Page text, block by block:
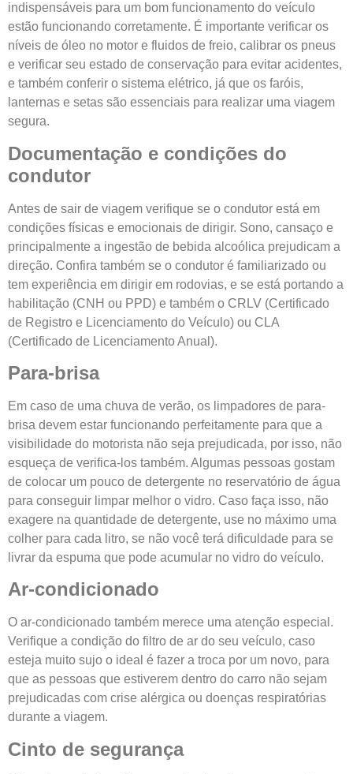
indispensáveis para um bom funcionamento do veículo
estão funcionando corretamente. É importante verificar os
níveis de óleo no motor e fluidos de freio, calibrar os pneus
e verificar seu estado de conservação para evitar acidentes,
e também conferir o sistema elétrico, já que os faróis,
lanternas e setas são essenciais para realizar uma viagem
segura.
Documentação e condições do
condutor
Antes de sair de viagem verifique se o condutor está em
condições físicas e emocionais de dirigir. Sono, cansaço e
principalmente a ingestão de bebida alcoólica prejudicam a
direção. Confira também se o condutor é familiarizado ou
tem experiência em dirigir em rodovias, e se está portando a
habilitação (CNH ou PPD) e também o CRLV (Certificado
de Registro e Licenciamento do Veículo) ou CLA
(Certificado de Licenciamento Anual).
Para-brisa
Em caso de uma chuva de verão, os limpadores de para-
brisa devem estar funcionando perfeitamente para que a
visibilidade do motorista não seja prejudicada, por isso, não
esqueça de verifica-los também. Algumas pessoas gostam
de colocar um pouco de detergente no reservatório de água
para conseguir limpar melhor o vidro. Caso faça isso, não
exagere na quantidade de detergente, use no máximo uma
colher para cada litro, se não você terá dificuldade para se
livrar da espuma que pode acumular no vidro do veículo.
Ar-condicionado
O ar-condicionado também merece uma atenção especial.
Verifique a condição do filtro de ar do seu veículo, caso
esteja muito sujo o ideal é fazer a troca por um novo, para
que as pessoas que estiverem dentro do carro não sejam
prejudicadas com crise alérgica ou doenças respiratórias
durante a viagem.
Cinto de segurança